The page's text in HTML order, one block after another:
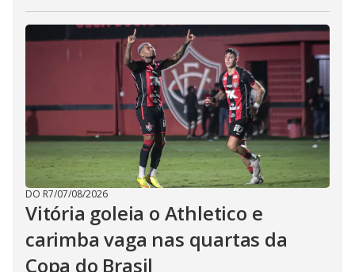
DO R7/07/08/2026
Vitória goleia o Athletico e
carimba vaga nas quartas da
Copa do Brasil